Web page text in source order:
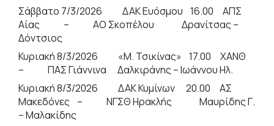
Σάββατο 7/3/2026 ΔΑΚ Ευόσμου 16.00 ΑΠΣ
Αίας – ΑΟ Σκοπέλου Δρανίτσας –
Δόντσιος
Κυριακή 8/3/2026 «Μ. Τσικίνας» 17.00 ΧΑΝΘ
– ΠΑΣ Γιάννινα Δαλκιράνης – Ιωάννου Ηλ.
Κυριακή 8/3/2026 ΔΑΚ Κυμίνων 20.00 ΑΣ
Μακεδόνες – ΝΓΣΘ Ηρακλής Μαυρίδης Γ.
– Μαλακίδης